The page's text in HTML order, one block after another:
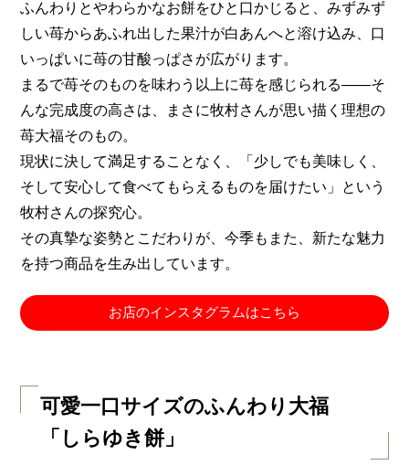
ふんわりとやわらかなお餅をひと口かじると、みずみず
しい苺からあふれ出した果汁が白あんへと溶け込み、口
いっぱいに苺の甘酸っぱさが広がります。
まるで苺そのものを味わう以上に苺を感じられる――そ
んな完成度の高さは、まさに牧村さんが思い描く理想の
苺大福そのもの。
現状に決して満足することなく、「少しでも美味しく、
そして安心して食べてもらえるものを届けたい」という
牧村さんの探究心。
その真摯な姿勢とこだわりが、今季もまた、新たな魅力
を持つ商品を生み出しています。
お店のインスタグラムはこちら
可愛一口サイズのふんわり大福
「しらゆき餅」